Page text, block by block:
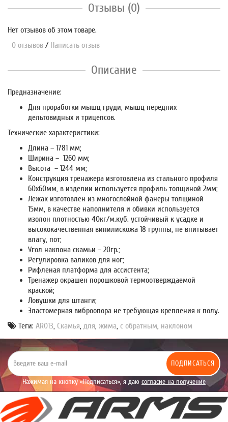
Отзывы (0)
Нет отзывов об этом товаре.
0 отзывов / Написать отзыв
Описание
Предназначение:
Для проработки мышц груди, мышц передних
дельтовидных и трицепсов.
Технические характеристики:
Длина – 1781 мм;
Ширина – 1260 мм;
Высота – 1244 мм;
Конструкция тренажера изготовлена из стального профиля
60х60мм, в изделии используется профиль толщиной 2мм;
Лежак изготовлен из многослойной фанеры толщиной
15мм, в качестве наполнителя и обивки используется
изолон плотностью 40кг/м.куб. устойчивый к усадке и
высококачественная винилискожа 18 группы, не впитывает
влагу, пот;
Угол наклона скамьи – 20гр.;
Регулировка валиков для ног;
Рифленая платформа для ассистента;
Тренажер окрашен порошковой термоотверждаемой
краской;
Ловушки для штанги;
Эластомерная виброопора не требующая крепления к полу.
Теги: AR013, Скамья, для, жима, с обратным, наклоном
ПОДПИСАТЬСЯ
Нажимая на кнопку «Подписаться», я даю согласие на получение
уведомлений рекламного характера.